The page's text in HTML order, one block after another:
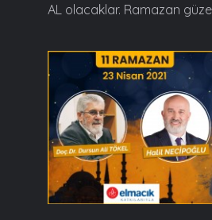
AL olacaklar. Ramazan